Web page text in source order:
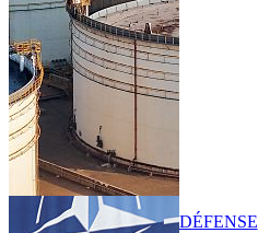
DÉFENSE